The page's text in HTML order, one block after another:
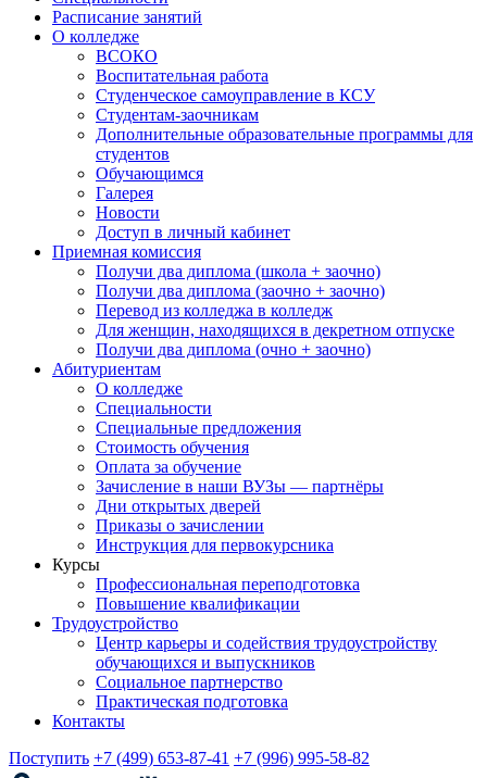
Расписание занятий
О колледже
ВСОКО
Воспитательная работа
Студенческое самоуправление в КСУ
Студентам-заочникам
Дополнительные образовательные программы для
студентов
Обучающимся
Галерея
Новости
Доступ в личный кабинет
Приемная комиссия
Получи два диплома (школа + заочно)
Получи два диплома (заочно + заочно)
Перевод из колледжа в колледж
Для женщин, находящихся в декретном отпуске
Получи два диплома (очно + заочно)
Абитуриентам
О колледже
Специальности
Специальные предложения
Стоимость обучения
Оплата за обучение
Зачисление в наши ВУЗы — партнёры
Дни открытых дверей
Приказы о зачислении
Инструкция для первокурсника
Курсы
Профессиональная переподготовка
Повышение квалификации
Трудоустройство
Центр карьеры и содействия трудоустройству
обучающихся и выпускников
Социальное партнерство
Практическая подготовка
Контакты
Поступить +7 (499) 653-87-41 +7 (996) 995-58-82